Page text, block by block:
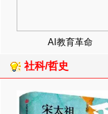
AI教育革命
社科/哲史